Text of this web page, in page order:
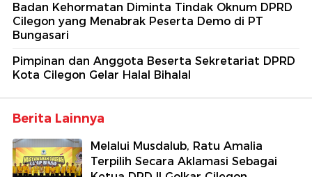
Badan Kehormatan Diminta Tindak Oknum DPRD
Cilegon yang Menabrak Peserta Demo di PT
Bungasari
Pimpinan dan Anggota Beserta Sekretariat DPRD
Kota Cilegon Gelar Halal Bihalal
Berita Lainnya
Melalui Musdalub, Ratu Amalia
Terpilih Secara Aklamasi Sebagai